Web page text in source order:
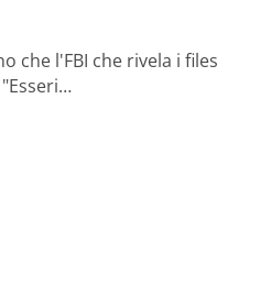
che l'FBI che rivela i files